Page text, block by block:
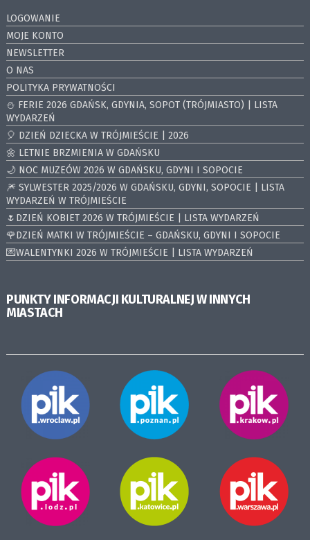
LOGOWANIE
MOJE KONTO
NEWSLETTER
O NAS
POLITYKA PRYWATNOŚCI
⛄️ FERIE 2026 GDAŃSK, GDYNIA, SOPOT (TRÓJMIASTO) | LISTA
WYDARZEŃ
🎈 DZIEŃ DZIECKA W TRÓJMIEŚCIE | 2026
🌼 LETNIE BRZMIENIA W GDAŃSKU
🌙 NOC MUZEÓW 2026 W GDAŃSKU, GDYNI I SOPOCIE
🎆 SYLWESTER 2025/2026 W GDAŃSKU, GDYNI, SOPOCIE | LISTA
WYDARZEŃ W TRÓJMIEŚCIE
🌷DZIEŃ KOBIET 2026 W TRÓJMIEŚCIE | LISTA WYDARZEŃ
🌹DZIEŃ MATKI W TRÓJMIEŚCIE – GDAŃSKU, GDYNI I SOPOCIE
💌WALENTYNKI 2026 W TRÓJMIEŚCIE | LISTA WYDARZEŃ
PUNKTY INFORMACJI KULTURALNEJ W INNYCH
MIASTACH